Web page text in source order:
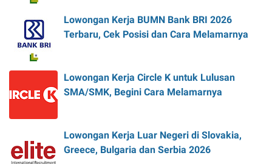
Lowongan Kerja BUMN Bank BRI 2026
Terbaru, Cek Posisi dan Cara Melamarnya
Lowongan Kerja Circle K untuk Lulusan
SMA/SMK, Begini Cara Melamarnya
Lowongan Kerja Luar Negeri di Slovakia,
Greece, Bulgaria dan Serbia 2026